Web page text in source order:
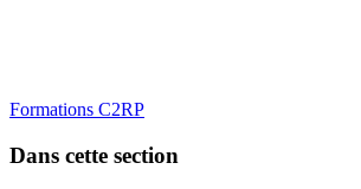
Formations C2RP
Dans cette section